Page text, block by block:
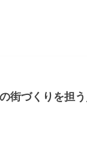
街づくりを担